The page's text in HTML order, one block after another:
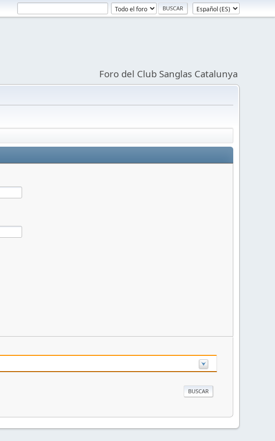
Foro del Club Sanglas Catalunya